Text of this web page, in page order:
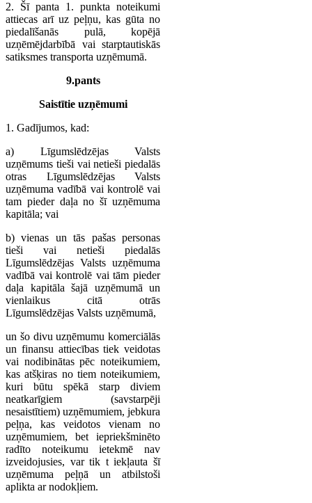
2. Šī panta 1. punkta noteikumi
attiecas arī uz peļņu, kas gūta no
piedalīšanās pulā, kopējā
uzņēmējdarbībā vai starptautiskās
satiksmes transporta uzņēmumā.
9.pants
Saistītie uzņēmumi
1. Gadījumos, kad:
a) Līgumslēdzējas Valsts
uzņēmums tieši vai netieši piedalās
otras Līgumslēdzējas Valsts
uzņēmuma vadībā vai kontrolē vai
tam pieder daļa no šī uzņēmuma
kapitāla; vai
b) vienas un tās pašas personas
tieši vai netieši piedalās
Līgumslēdzējas Valsts uzņēmuma
vadībā vai kontrolē vai tām pieder
daļa kapitāla šajā uzņēmumā un
vienlaikus citā otrās
Līgumslēdzējas Valsts uzņēmumā,
un šo divu uzņēmumu komerciālās
un finansu attiecības tiek veidotas
vai nodibinātas pēc noteikumiem,
kas atšķiras no tiem noteikumiem,
kuri būtu spēkā starp diviem
neatkarīgiem (savstarpēji
nesaistītiem) uzņēmumiem, jebkura
peļņa, kas veidotos vienam no
uzņēmumiem, bet iepriekšminēto
radīto noteikumu ietekmē nav
izveidojusies, var tik t iekļauta šī
uzņēmuma peļņā un atbilstoši
aplikta ar nodokļiem.